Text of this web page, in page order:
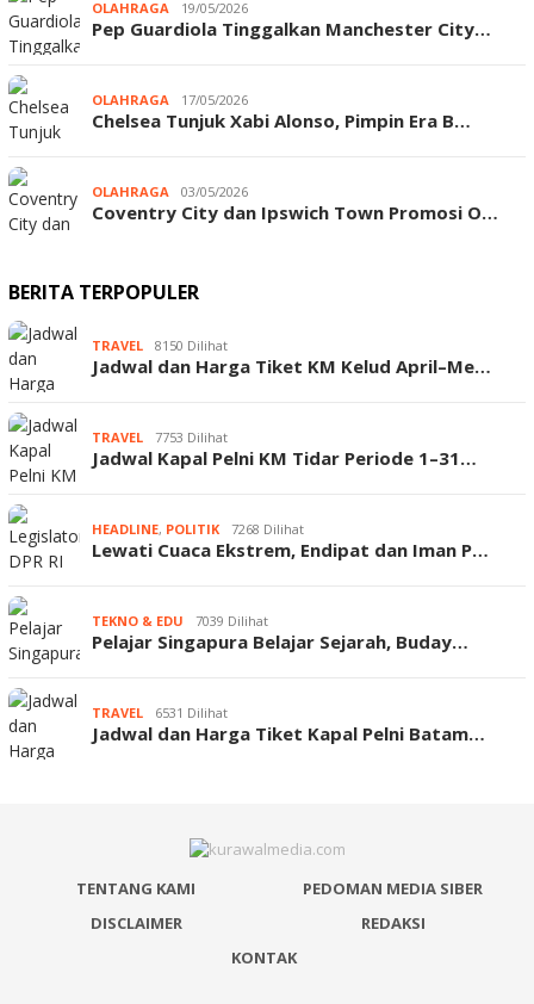
OLAHRAGA 19/05/2026
Pep Guardiola Tinggalkan Manchester City…
OLAHRAGA 17/05/2026
Chelsea Tunjuk Xabi Alonso, Pimpin Era B…
OLAHRAGA 03/05/2026
Coventry City dan Ipswich Town Promosi O…
BERITA TERPOPULER
TRAVEL 8150 Dilihat
Jadwal dan Harga Tiket KM Kelud April–Me…
TRAVEL 7753 Dilihat
Jadwal Kapal Pelni KM Tidar Periode 1–31…
HEADLINE, POLITIK 7268 Dilihat
Lewati Cuaca Ekstrem, Endipat dan Iman P…
TEKNO & EDU 7039 Dilihat
Pelajar Singapura Belajar Sejarah, Buday…
TRAVEL 6531 Dilihat
Jadwal dan Harga Tiket Kapal Pelni Batam…
TENTANG KAMI
PEDOMAN MEDIA SIBER
DISCLAIMER
REDAKSI
KONTAK